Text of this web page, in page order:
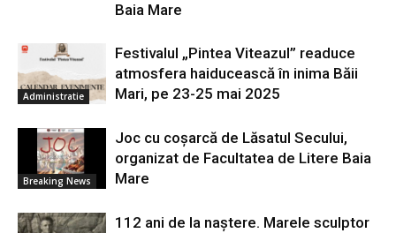
Baia Mare
Administratie
Festivalul „Pintea Viteazul” readuce
atmosfera haiducească în inima Băii
Mari, pe 23-25 mai 2025
Breaking News
Joc cu coșarcă de Lăsatul Secului,
organizat de Facultatea de Litere Baia
Mare
112 ani de la naștere. Marele sculptor